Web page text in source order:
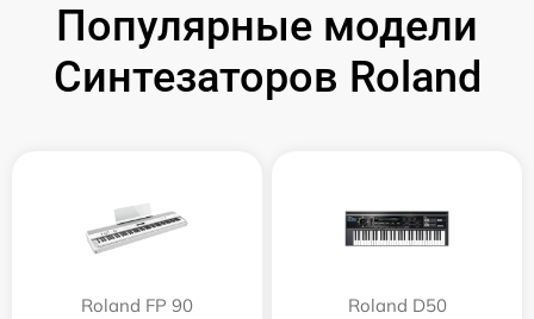
Популярные модели
Синтезаторов Roland
Roland FP 90 Roland D50